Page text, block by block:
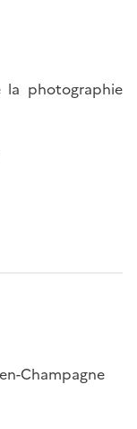
photographie
Champagne